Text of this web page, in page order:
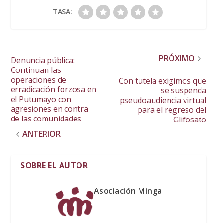
TASA:
Denuncia pública:
Continuan las
operaciones de
erradicación forzosa en
el Putumayo con
agresiones en contra
de las comunidades
ANTERIOR
PRÓXIMO
Con tutela exigimos que
se suspenda
pseudoaudiencia virtual
para el regreso del
Glifosato
SOBRE EL AUTOR
Asociación Minga